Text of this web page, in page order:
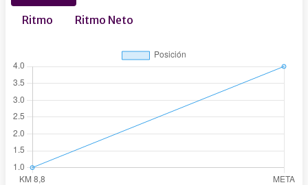
Ritmo
Ritmo Neto